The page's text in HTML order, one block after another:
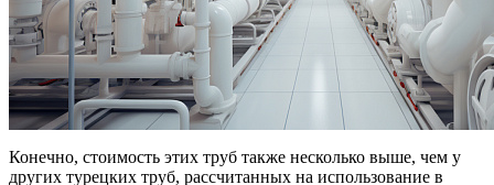
Конечно, стоимость этих труб также несколько выше, чем у
других турецких труб, рассчитанных на использование в